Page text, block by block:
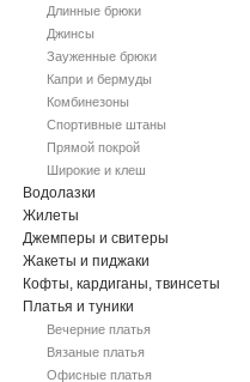
Длинные брюки
Джинсы
Зауженные брюки
Капри и бермуды
Комбинезоны
Спортивные штаны
Прямой покрой
Широкие и клеш
Водолазки
Жилеты
Джемперы и свитеры
Жакеты и пиджаки
Кофты, кардиганы, твинсеты
Платья и туники
Вечерние платья
Вязаные платья
Офисные платья